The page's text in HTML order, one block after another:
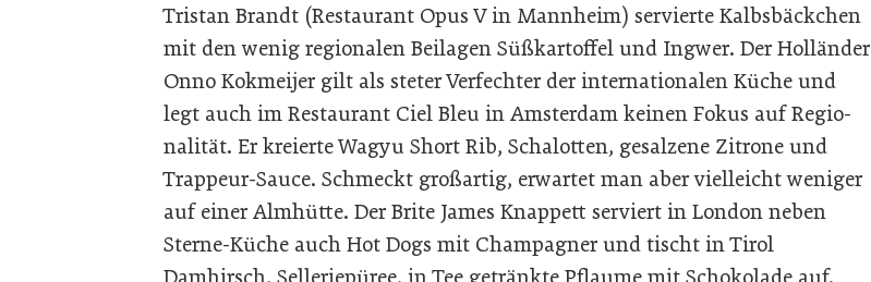
Tristan Brandt (Restaurant Opus V in Mannheim) servierte Kalbsbäckchen
mit den wenig regionalen Beilagen Süßkartoffel und Ingwer. Der Holländer
Onno Kokmeijer gilt als steter Verfechter der internationalen Küche und
legt auch im Restaurant Ciel Bleu in Amsterdam keinen Fokus auf Regio-
nalität. Er kreierte Wagyu Short Rib, Schalotten, gesalzene Zitrone und
Trappeur-Sauce. Schmeckt großartig, erwartet man aber vielleicht weniger
auf einer Almhütte. Der Brite James Knappett serviert in London neben
Sterne-Küche auch Hot Dogs mit Champagner und tischt in Tirol